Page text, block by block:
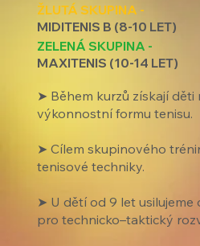
ŽLUTÁ SKUPINA -
MIDITENIS B (8-10 LET)
ZELENÁ SKUPINA -
MAXITENIS (10-14 LET)
➤ Během kurzů získají
výkonnostní formu tenisu.
➤ Cílem skupinového
tenisové techniky.
➤ U dětí od 9 let usilujeme
pro technicko–taktický